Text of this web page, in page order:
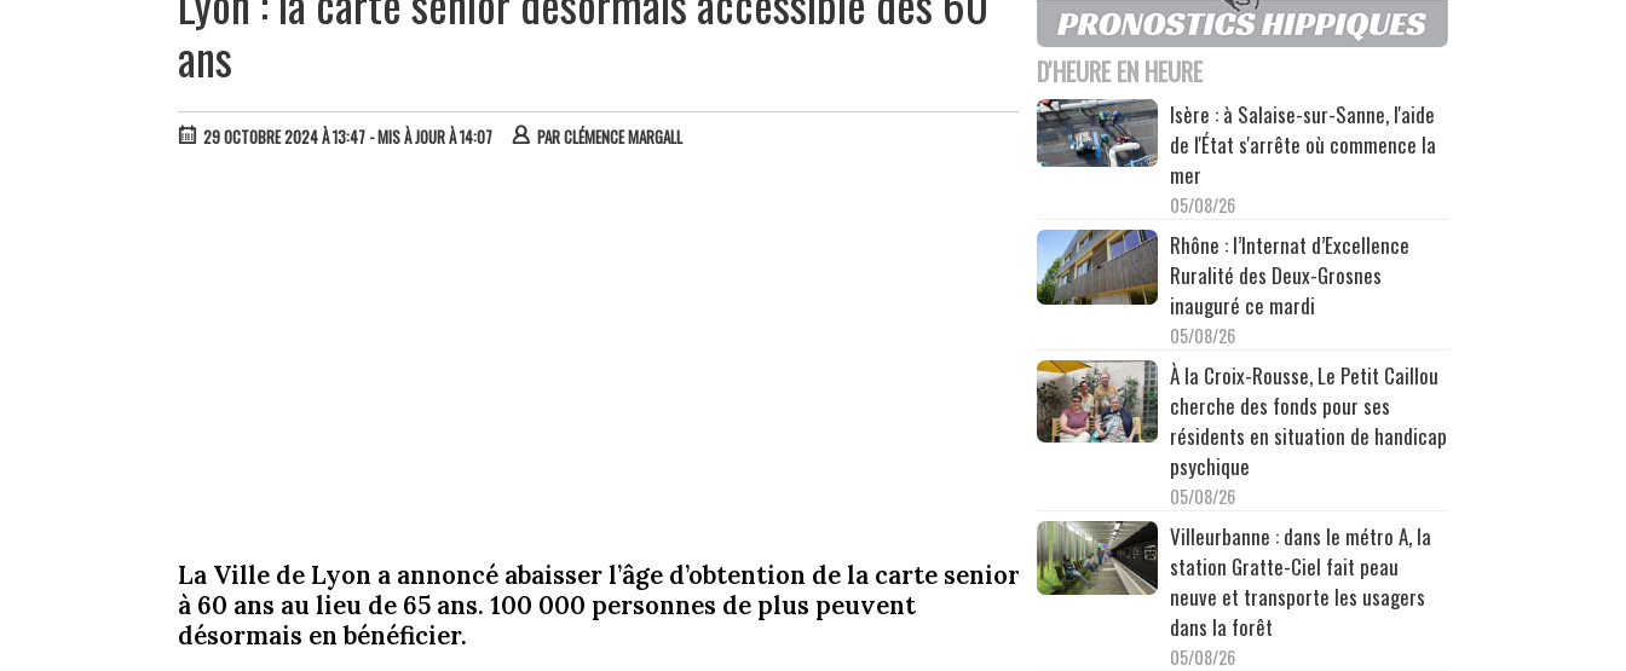
ans
29 OCTOBRE 2024 À 13:47 - MIS À JOUR À 14:07 PARCLÉMENCE MARGALL
La Ville de Lyon a annoncé abaisser l’âge d’obtention de la carte senior
à 60 ans au lieu de 65 ans. 100 000 personnes de plus peuvent
désormais en bénéficier.
D'HEURE EN HEURE
Isère : à Salaise-sur-Sanne, l'aide
de l'État s'arrête où commence la
mer
05/08/26
Rhône : l’Internat d’Excellence
Ruralité des Deux-Grosnes
inauguré ce mardi
05/08/26
À la Croix-Rousse, Le Petit Caillou
cherche des fonds pour ses
résidents en situation de handicap
psychique
05/08/26
Villeurbanne : dans le métro A, la
station Gratte-Ciel fait peau
neuve et transporte les usagers
dans la forêt
05/08/26